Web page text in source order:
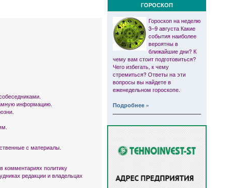
информацию.
с материалы.
политику
редакции и владельцах
ГОРОСКОП
Гороскоп на неделю
3–9 августа Какие
события наиболее
вероятны в
ближайшие дни? К
чему вам стоит подготовиться?
Чего избегать, к чему
стремиться? Ответы на эти
вопросы вы найдете в
еженедельном гороскопе.
Подробнее »